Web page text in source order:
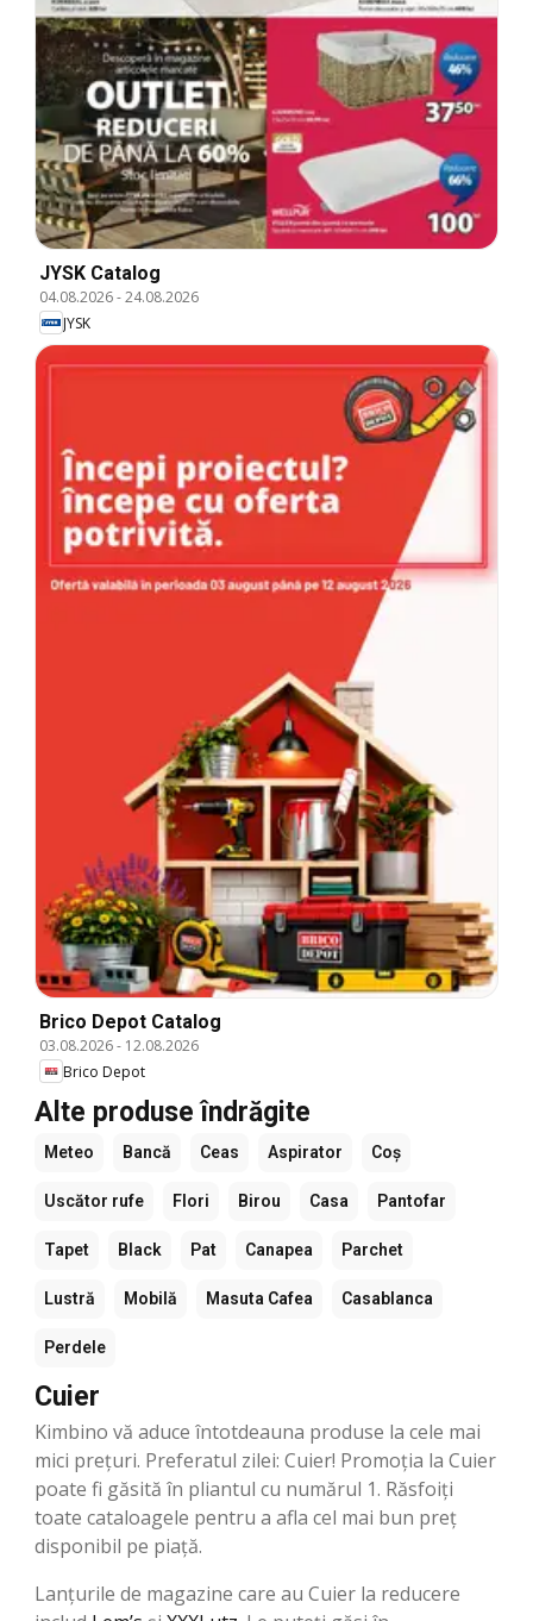
JYSK Catalog
04.08.2026-24.08.2026
JYSK
Brico Depot Catalog
03.08.2026- 12.08.2026
Brico Depot
Alte produse îndrăgite
Meteo Bancă Ceas Aspirator Coș
Uscător rufe Flori Birou Casa Pantofar
Tapet Black Pat Canapea Parchet
Lustră Mobilă Masuta Cafea Casablanca
Perdele
Cuier
Kimbino vă aduce întotdeauna produse la cele mai
mici prețuri. Preferatul zilei: Cuier! Promoția la Cuier
poate fi găsită în pliantul cu numărul 1. Răsfoiți
toate cataloagele pentru a afla cel mai bun preț
disponibil pe piață.
Lanțurile de magazine care au Cuier la reducere